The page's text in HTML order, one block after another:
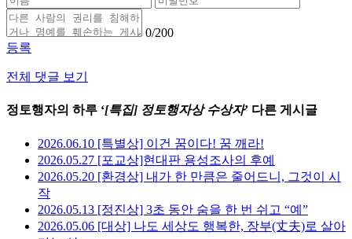
0/200
등록
전체 댓글 보기
정토행자의 하루 ‘[특집] 정토행자상 수상자’ 다른 게시글
2026.06.10 [특별상] 이건 꿈이다! 꿈 깨라!
2026.05.27 [포교상]현대판 용성조사의 후예
2026.05.20 [환경상] 내가 한 만큼은 줄어드니, 그것이 시
작
2026.05.13 [정진상] 3초 동안 숨을 한 번 쉬고 “예”
2026.05.06 [대상] 나도 세상도 행복한, 장부(丈夫)로 살아